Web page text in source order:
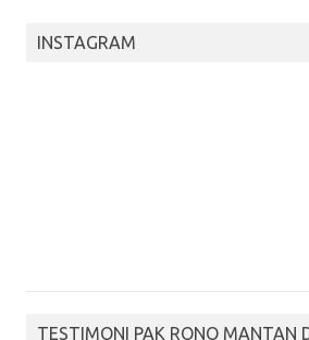
INSTAGRAM
TESTIMONI PAK RONO MANTAN